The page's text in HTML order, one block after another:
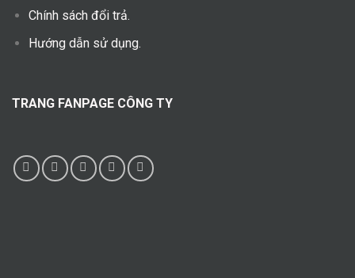
Chính sách đổi trả.
Hướng dẫn sử dụng.
TRANG FANPAGE CÔNG TY